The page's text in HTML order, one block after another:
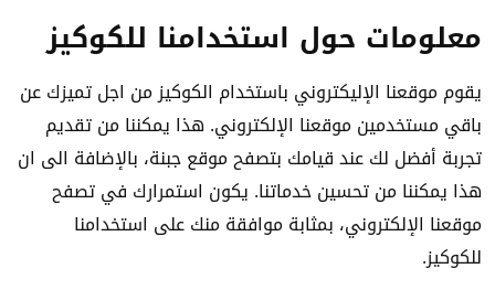
معلومات حول استخدامنا للكوكيز
يقوم موقعنا الإليكتروني باستخدام الكوكيز من اجل تميزك عن
باقي مستخدمين موقعنا الإلكتروني. هذا يمكننا من تقديم
تجربة أفضل لك عند قيامك بتصفح موقع جبنة، بالإضافة الى ان
هذا يمكننا من تحسين خدماتنا. يكون استمرارك في تصفح
موقعنا الإلكتروني، بمثابة موافقة منك على استخدامنا
للكوكيز.